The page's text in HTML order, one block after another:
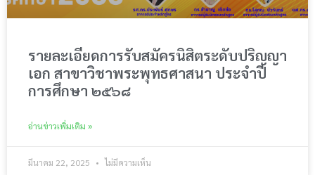
รายละเอียดการรับสมัครนิสิตระดับปริญญา
เอก สาขาวิชาพระพุทธศาสนา ประจำปี
การศึกษา ๒๕๖๘
อ่านข่าวเพิ่มเติม »
มีนาคม 22, 2025 ไม่มีความเห็น